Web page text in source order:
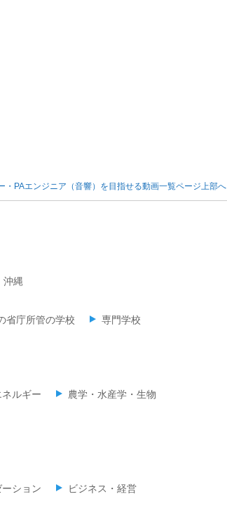
・PAエンジニア（音響）を目指せる動画一覧ページ上部へ
沖縄
省庁所管の学校
専門学校
ルギー 農学・水産学・生物
ション ビジネス・経営